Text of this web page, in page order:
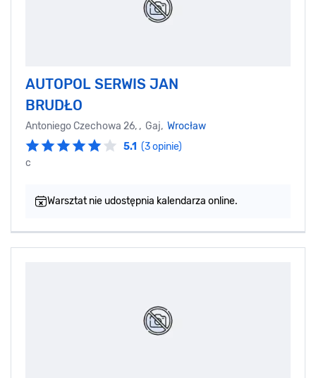
AUTOPOL SERWIS JAN
BRUDŁO
Antoniego Czechowa 26, , Gaj, Wrocław
5.1 (3 opinie)
c
Warsztat nie udostępnia kalendarza online.